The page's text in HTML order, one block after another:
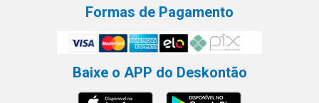
Formas de Pagamento
Baixe o APP do Deskontão